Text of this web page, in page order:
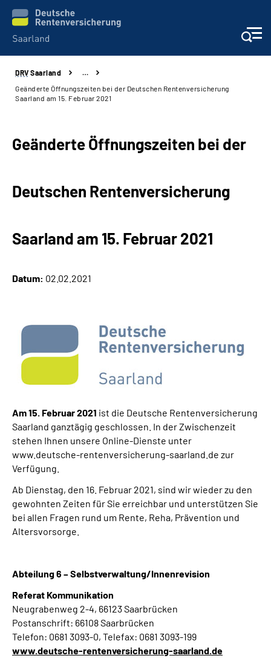
Aktuelles
Kontakt und Beratung
Über uns
Online-Services
Leichte Sprache
Mein Kundenportal
DRV Saarland
…
Geänderte Öffnungszeiten bei der Deutschen Rentenversicherung
Saarland am 15. Februar 2021
Geänderte Öffnungszeiten bei der
Deutschen Rentenversicherung
Saarland am 15. Februar 2021
Datum: 02.02.2021
Am 15. Februar 2021 ist die Deutsche Rentenversicherung
Saarland ganztägig geschlossen. In der Zwischenzeit
stehen Ihnen unsere Online-Dienste unter
www.deutsche-rentenversicherung-saarland.de zur
Verfügung.
Ab Dienstag, den 16. Februar 2021, sind wir wieder zu den
gewohnten Zeiten für Sie erreichbar und unterstützen Sie
bei allen Fragen rund um Rente, Reha, Prävention und
Altersvorsorge.
Abteilung 6 – Selbstverwaltung/Innenrevision
Referat Kommunikation
Neugrabenweg 2-4, 66123 Saarbrücken
Postanschrift: 66108 Saarbrücken
Telefon: 0681 3093-0, Telefax: 0681 3093-199
www.deutsche-rentenversicherung-saarland.de